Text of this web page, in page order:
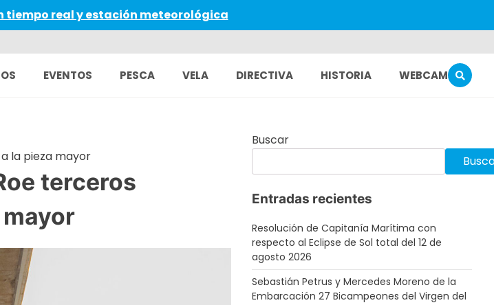
tiempo real y estación meteorológica
EVENTOS PESCA VELA DIRECTIVA HISTORIA WEBCAM
la pieza mayor
terceros
Buscar
Entradas recientes
Resolución de Capitanía Marítima con
respecto al Eclipse de Sol total del 12 de
agosto 2026
Sebastián Petrus y Mercedes Moreno de la
Embarcación 27 Bicampeones del Virgen del